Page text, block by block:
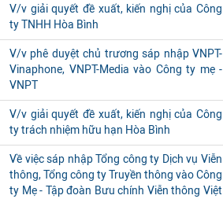
V/v giải quyết đề xuất, kiến nghị của Công
ty TNHH Hòa Bình
V/v phê duyệt chủ trương sáp nhập VNPT-
Vinaphone, VNPT-Media vào Công ty mẹ -
VNPT
V/v giải quyết đề xuất, kiến nghị của Công
ty trách nhiệm hữu hạn Hòa Bình
Về việc sáp nhập Tổng công ty Dịch vụ Viễn
thông, Tổng công ty Truyền thông vào Công
ty Mẹ - Tập đoàn Bưu chính Viễn thông Việt